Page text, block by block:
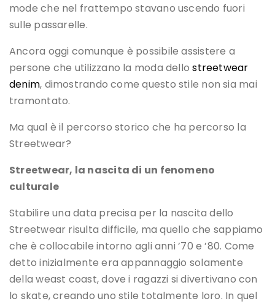
mode che nel frattempo stavano uscendo fuori
sulle passarelle.
Ancora oggi comunque è possibile assistere a
persone che utilizzano la moda dellostreetwear
denim, dimostrando come questo stile non sia mai
tramontato.
Ma qual è il percorso storico che ha percorso la
Streetwear?
Streetwear, la nascita di un fenomeno
culturale
Stabilire una data precisa per la nascita dello
Streetwear risulta difficile, ma quello che sappiamo
che è collocabile intorno agli anni ’70 e ’80. Come
detto inizialmente era appannaggio solamente
della weast coast, dove i ragazzi si divertivano con
lo skate, creando uno stile totalmente loro. In quel